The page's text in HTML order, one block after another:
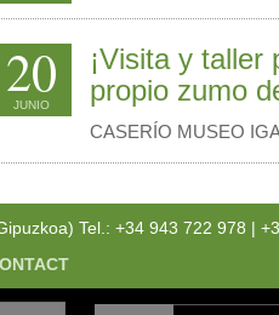
20
JUNIO
¡Visita y taller
propio zumo
CASERÍO MUSEO
Tel.: +34 943 722 978 |